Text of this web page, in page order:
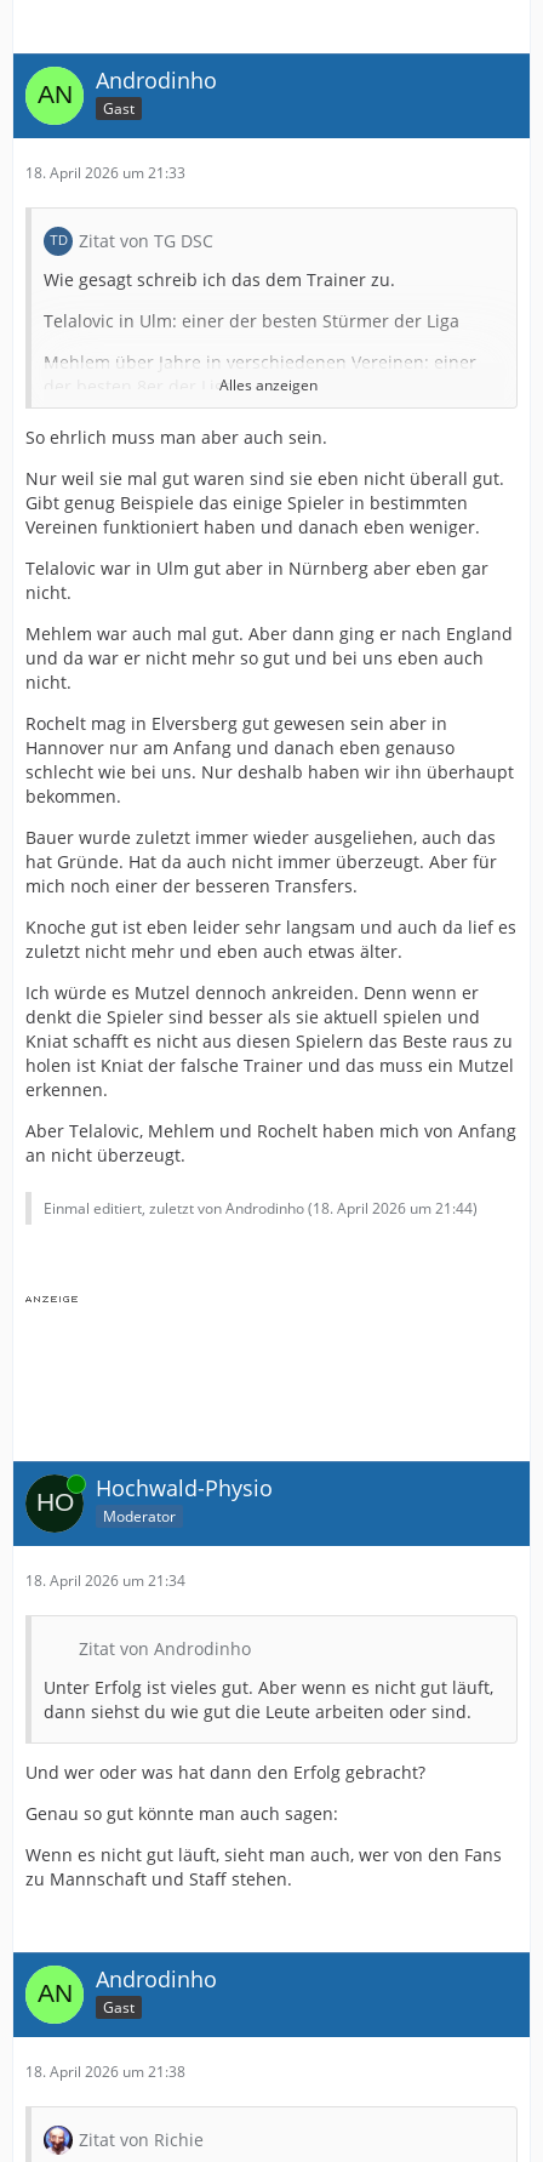
Androdinho
Gast
18. April 2026 um 21:33
Zitat von TG DSC
Wie gesagt schreib ich das dem Trainer zu.
Telalovic in Ulm: einer der besten Stürmer der Liga
Mehlem über Jahre in verschiedenen Vereinen: einer
der besten 8er der Liga
Rochelt: überdurchschnittlich guter Linksaußen und OM
in Elversberg
Bauer und Knochen: auf dem Papier eine IV der oberen
Tabellenhälfte
Das die reihenweise nicht funktionieren kann man
Mutzel jetzt nicht unbedingt ankreiden.
Alles anzeigen
So ehrlich muss man aber auch sein.
Nur weil sie mal gut waren sind sie eben nicht überall gut.
Gibt genug Beispiele das einige Spieler in bestimmten
Vereinen funktioniert haben und danach eben weniger.
Telalovic war in Ulm gut aber in Nürnberg aber eben gar
nicht.
Mehlem war auch mal gut. Aber dann ging er nach England
und da war er nicht mehr so gut und bei uns eben auch
nicht.
Rochelt mag in Elversberg gut gewesen sein aber in
Hannover nur am Anfang und danach eben genauso
schlecht wie bei uns. Nur deshalb haben wir ihn überhaupt
bekommen.
Bauer wurde zuletzt immer wieder ausgeliehen, auch das
hat Gründe. Hat da auch nicht immer überzeugt. Aber für
mich noch einer der besseren Transfers.
Knoche gut ist eben leider sehr langsam und auch da lief es
zuletzt nicht mehr und eben auch etwas älter.
Ich würde es Mutzel dennoch ankreiden. Denn wenn er
denkt die Spieler sind besser als sie aktuell spielen und
Kniat schafft es nicht aus diesen Spielern das Beste raus zu
holen ist Kniat der falsche Trainer und das muss ein Mutzel
erkennen.
Aber Telalovic, Mehlem und Rochelt haben mich von Anfang
an nicht überzeugt.
Einmal editiert, zuletzt von Androdinho (18. April 2026 um 21:44)
Online Hochwald-Physio
Moderator
18. April 2026 um 21:34
Zitat von Androdinho
Unter Erfolg ist vieles gut. Aber wenn es nicht gut läuft,
dann siehst du wie gut die Leute arbeiten oder sind.
Und wer oder was hat dann den Erfolg gebracht?
Genau so gut könnte man auch sagen:
Wenn es nicht gut läuft, sieht man auch, wer von den Fans
zu Mannschaft und Staff stehen.
Androdinho
Gast
18. April 2026 um 21:38
Zitat von Richie